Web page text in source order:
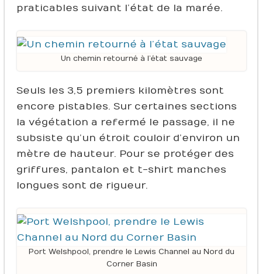
praticables suivant l’état de la marée.
Un chemin retourné à l’état sauvage
Seuls les 3,5 premiers kilomètres sont
encore pistables. Sur certaines sections
la végétation a refermé le passage, il ne
subsiste qu’un étroit couloir d’environ un
mètre de hauteur. Pour se protéger des
griffures, pantalon et t-shirt manches
longues sont de rigueur.
Port Welshpool, prendre le Lewis Channel au Nord du
Corner Basin